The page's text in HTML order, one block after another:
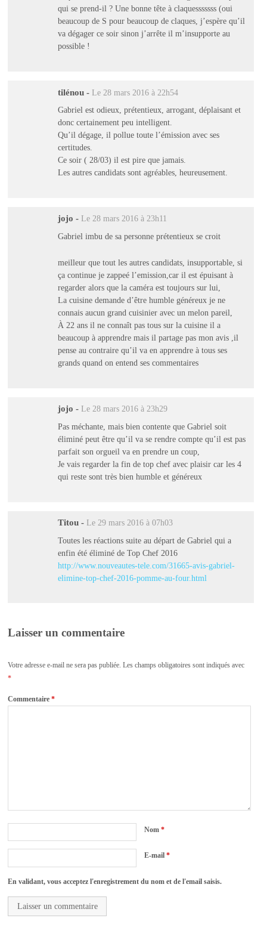
qui se prend-il ? Une bonne tête à claquesssssss (oui
beaucoup de S pour beaucoup de claques, j’espère qu’il
va dégager ce soir sinon j’arrête il m’insupporte au
possible !
tilénou - Le 28 mars 2016 à 22h54
Gabriel est odieux, prétentieux, arrogant, déplaisant et
donc certainement peu intelligent.
Qu’il dégage, il pollue toute l’émission avec ses
certitudes.
Ce soir ( 28/03) il est pire que jamais.
Les autres candidats sont agréables, heureusement.
jojo - Le 28 mars 2016 à 23h11
Gabriel imbu de sa personne prétentieux se croit
meilleur que tout les autres candidats, insupportable, si
ça continue je zappeé l’emission,car il est épuisant à
regarder alors que la caméra est toujours sur lui,
La cuisine demande d’être humble généreux je ne
connais aucun grand cuisinier avec un melon pareil,
À 22 ans il ne connaît pas tous sur la cuisine il a
beaucoup à apprendre mais il partage pas mon avis ,il
pense au contraire qu’il va en apprendre à tous ses
grands quand on entend ses commentaires
jojo - Le 28 mars 2016 à 23h29
Pas méchante, mais bien contente que Gabriel soit
éliminé peut être qu’il va se rendre compte qu’il est pas
parfait son orgueil va en prendre un coup,
Je vais regarder la fin de top chef avec plaisir car les 4
qui reste sont très bien humble et généreux
Titou - Le 29 mars 2016 à 07h03
Toutes les réactions suite au départ de Gabriel qui a
enfin été éliminé de Top Chef 2016
http://www.nouveautes-tele.com/31665-avis-gabriel-
elimine-top-chef-2016-pomme-au-four.html
Laisser un commentaire
Votre adresse e-mail ne sera pas publiée. Les champs obligatoires sont indiqués avec
*
Commentaire*
Nom*
E-mail*
En validant, vous acceptez l'enregistrement du nom et de l'email saisis.